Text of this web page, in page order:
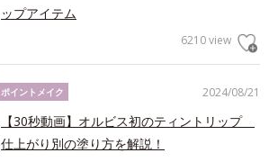
ップアイテム
6210 view
2024/08/21
ポイントメイク
【30秒動画】オルビス初のティントリップ
仕上がり別の塗り方を解説！